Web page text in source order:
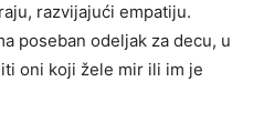
razvijajući empatiju.
poseban odeljak za decu, u
oni koji žele mir ili im je